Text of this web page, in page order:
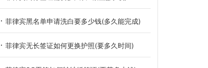
菲律宾黑名单申请洗白要多少钱(多久能完成)
菲律宾无长签证如何更换护照(要多久时间)